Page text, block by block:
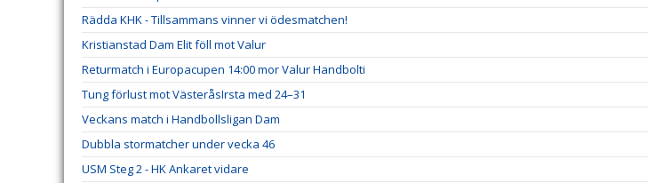
Rädda KHK - Tillsammans vinner vi ödesmatchen!
Kristianstad Dam Elit föll mot Valur
Returmatch i Europacupen 14:00 mor Valur Handbolti
Tung förlust mot VästeråsIrsta med 24–31
Veckans match i Handbollsligan Dam
Dubbla stormatcher under vecka 46
USM Steg 2 - HK Ankaret vidare